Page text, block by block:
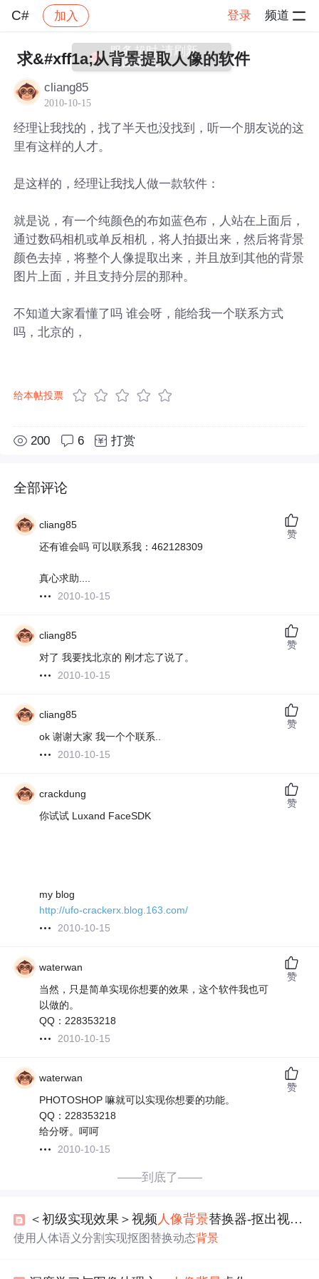
C# 加入 登录 频道
社区 C# 帖子详情
求&#xff1a;从背景提取人像的软件
cliang85
2010-10-15
经理让我找的，找了半天也没找到，听一个朋友说的这
里有这样的人才。
是这样的，经理让我找人做一款软件：
就是说，有一个纯颜色的布如蓝色布，人站在上面后，
通过数码相机或单反相机，将人拍摄出来，然后将背景
颜色去掉，将整个人像提取出来，并且放到其他的背景
图片上面，并且支持分层的那种。
不知道大家看懂了吗 谁会呀，能给我一个联系方式
吗，北京的，
给本帖投票
200 6 打赏
全部评论
cliang85
还有谁会吗 可以联系我：462128309
真心求助....
2010-10-15
赞
cliang85
对了 我要找北京的 刚才忘了说了。
2010-10-15
赞
cliang85
ok 谢谢大家 我一个个联系..
2010-10-15
赞
crackdung
你试试 Luxand FaceSDK
my blog
http://ufo-crackerx.blog.163.com/
2010-10-15
赞
waterwan
当然，只是简单实现你想要的效果，这个软件我也可
以做的。
QQ：228353218
2010-10-15
赞
waterwan
PHOTOSHOP 嘛就可以实现你想要的功能。
QQ：228353218
给分呀。呵呵
2010-10-15
赞
——到底了——
＜初级实现效果＞视频 人像背景替换器-抠出视频中
使用人体语义分割实现抠图替换动态背景
服务超时,请刷新
页面重试